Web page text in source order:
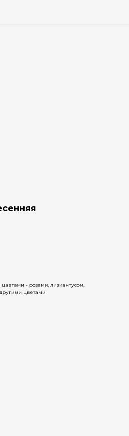
- розами, лизиантусом,
цветами